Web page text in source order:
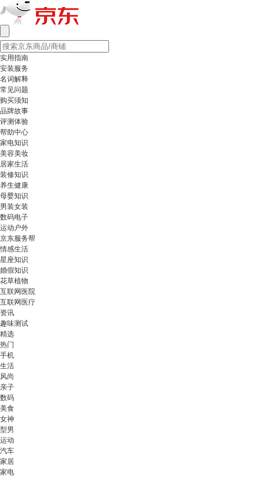
实用指南
安装服务
名词解释
常见问题
购买须知
品牌故事
评测体验
帮助中心
家电知识
美容美妆
居家生活
装修知识
养生健康
母婴知识
男装女装
数码电子
运动户外
京东服务帮
情感生活
星座知识
婚假知识
花草植物
互联网医院
互联网医疗
资讯
趣味测试
精选
热门
手机
生活
风尚
亲子
数码
美食
女神
型男
运动
汽车
家居
家电